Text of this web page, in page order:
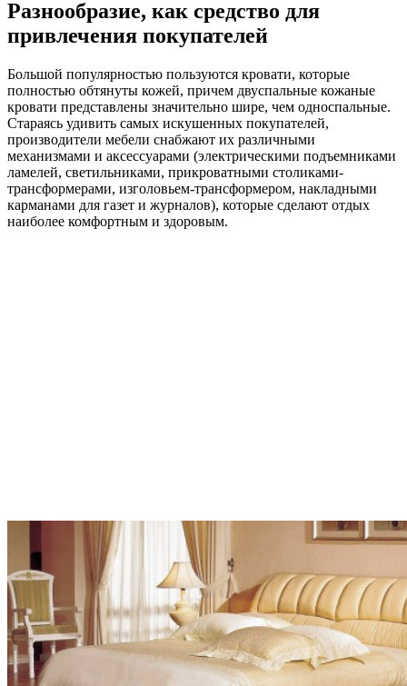
Разнообразие, как средство для
привлечения покупателей
Большой популярностью пользуются кровати, которые
полностью обтянуты кожей, причем двуспальные кожаные
кровати представлены значительно шире, чем односпальные.
Стараясь удивить самых искушенных покупателей,
производители мебели снабжают их различными
механизмами и аксессуарами (электрическими подъемниками
ламелей, светильниками, прикроватными столиками-
трансформерами, изголовьем-трансформером, накладными
карманами для газет и журналов), которые сделают отдых
наиболее комфортным и здоровым.